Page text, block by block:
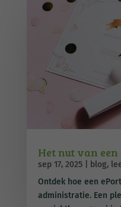
Het nut van
sep 17, 2025| blog,
Ontdek hoe een
administratie. Een